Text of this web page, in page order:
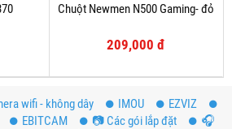
Chuột Newmen N500 Gaming- đỏ
209,000 đ
wifi - không dây IMOU
EZVIZ
EBITCAM 📷 Các gói lắp đặt
️🎧